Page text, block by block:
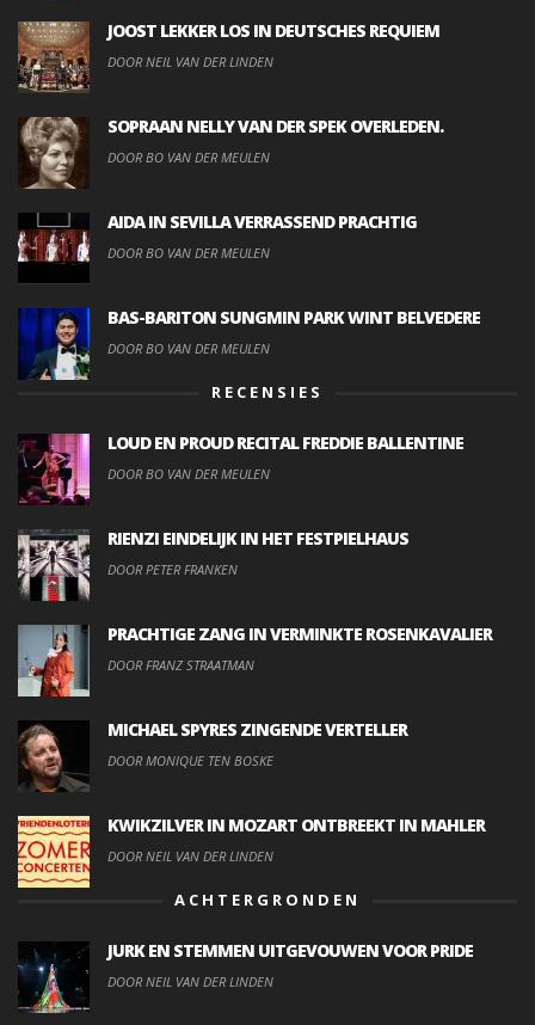
JOOST LEKKER LOS IN DEUTSCHES REQUIEM
DOOR NEIL VAN DER LINDEN
SOPRAAN NELLY VAN DER SPEK OVERLEDEN.
DOOR BO VAN DER MEULEN
AIDA IN SEVILLA VERRASSEND PRACHTIG
DOOR BO VAN DER MEULEN
BAS-BARITON SUNGMIN PARK WINT BELVEDERE
DOOR BO VAN DER MEULEN
RECENSIES
LOUD EN PROUD RECITAL FREDDIE BALLENTINE
DOOR BO VAN DER MEULEN
RIENZI EINDELIJK IN HET FESTPIELHAUS
DOOR PETER FRANKEN
PRACHTIGE ZANG IN VERMINKTE ROSENKAVALIER
DOOR FRANZ STRAATMAN
MICHAEL SPYRES ZINGENDE VERTELLER
DOOR MONIQUE TEN BOSKE
KWIKZILVER IN MOZART ONTBREEKT IN MAHLER
DOOR NEIL VAN DER LINDEN
ACHTERGRONDEN
JURK EN STEMMEN UITGEVOUWEN VOOR PRIDE
DOOR NEIL VAN DER LINDEN